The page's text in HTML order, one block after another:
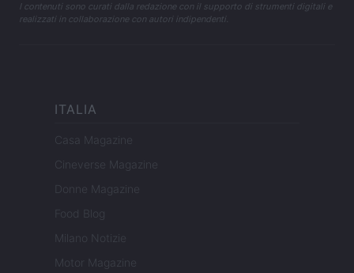
I contenuti sono curati dalla redazione con il supporto di strumenti digitali e
realizzati in collaborazione con autori indipendenti.
ITALIA
Casa Magazine
Cineverse Magazine
Donne Magazine
Food Blog
Milano Notizie
Motor Magazine